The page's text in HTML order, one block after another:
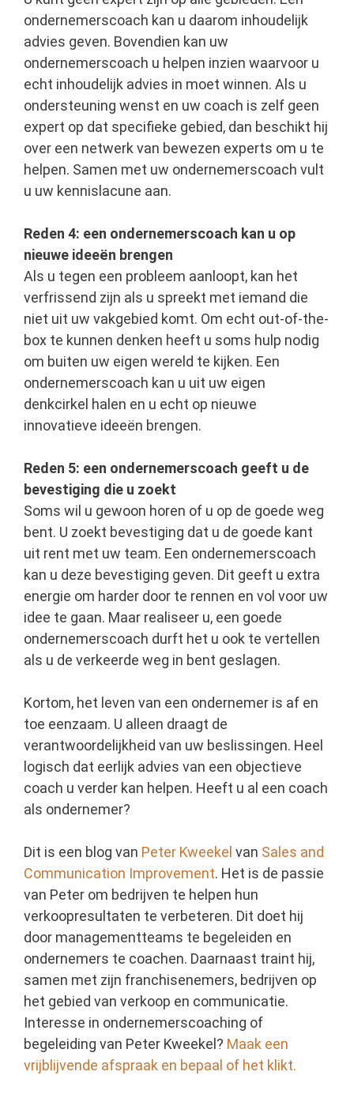
ondernemerscoach kan u daarom inhoudelijk
advies geven. Bovendien kan uw
ondernemerscoach u helpen inzien waarvoor u
echt inhoudelijk advies in moet winnen. Als u
ondersteuning wenst en uw coach is zelf geen
expert op dat specifieke gebied, dan beschikt hij
over een netwerk van bewezen experts om u te
helpen. Samen met uw ondernemerscoach vult
u uw kennislacune aan.
Reden 4: een ondernemerscoach kan u op
nieuwe ideeën brengen
Als u tegen een probleem aanloopt, kan het
verfrissend zijn als u spreekt met iemand die
niet uit uw vakgebied komt. Om echt out-of-the-
box te kunnen denken heeft u soms hulp nodig
om buiten uw eigen wereld te kijken. Een
ondernemerscoach kan u uit uw eigen
denkcirkel halen en u echt op nieuwe
innovatieve ideeën brengen.
Reden 5: een ondernemerscoach geeft u de
bevestiging die u zoekt
Soms wil u gewoon horen of u op de goede weg
bent. U zoekt bevestiging dat u de goede kant
uit rent met uw team. Een ondernemerscoach
kan u deze bevestiging geven. Dit geeft u extra
energie om harder door te rennen en vol voor uw
idee te gaan. Maar realiseer u, een goede
ondernemerscoach durft het u ook te vertellen
als u de verkeerde weg in bent geslagen.
Kortom, het leven van een ondernemer is af en
toe eenzaam. U alleen draagt de
verantwoordelijkheid van uw beslissingen. Heel
logisch dat eerlijk advies van een objectieve
coach u verder kan helpen. Heeft u al een coach
als ondernemer?
Dit is een blog van Peter Kweekel van Sales and
Communication Improvement. Het is de passie
van Peter om bedrijven te helpen hun
verkoopresultaten te verbeteren. Dit doet hij
door managementteams te begeleiden en
ondernemers te coachen. Daarnaast traint hij,
samen met zijn franchisenemers, bedrijven op
het gebied van verkoop en communicatie.
Interesse in ondernemerscoaching of
begeleiding van Peter Kweekel? Maak een
vrijblijvende afspraak en bepaal of het klikt.